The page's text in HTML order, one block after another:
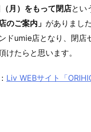
月）をもって閉店とい
のご案内」 がありまし
ドumie店となり、閉店
けたらと思います。
Liv WEBサイト「